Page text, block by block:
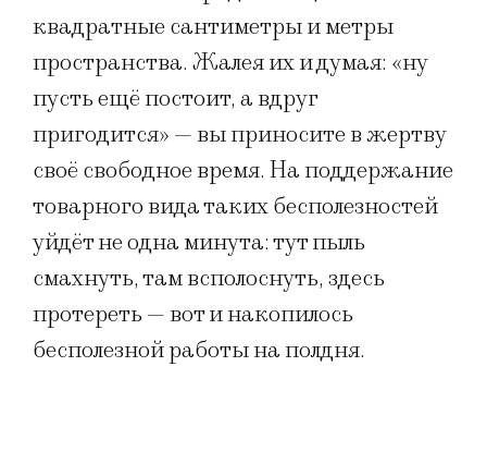
квадратные сантиметры и метры
пространства. Жалея их и думая: «ну
пусть ещё постоит, а вдруг
пригодится» — вы приносите в жертву
своё свободное время. На поддержание
товарного вида таких бесполезностей
уйдёт не одна минута: тут пыль
смахнуть, там всполоснуть, здесь
протереть — вот и накопилось
бесполезной работы на полдня.